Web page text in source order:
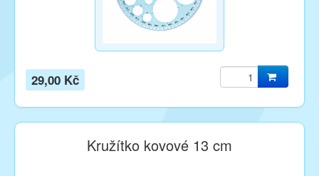
29,00 Kč
Kružítko kovové 13 cm